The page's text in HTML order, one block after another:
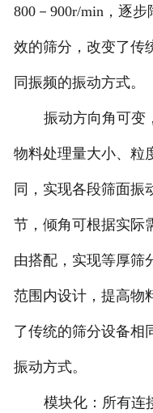
800－900r/min，逐
效的筛分，改变了传
同振频的振动方式。
振动方向角可变
物料处理量大小、粒
同，实现各段筛面振
节，倾角可根据实际
由搭配，实现等厚筛
范围内设计，提高物
了传统的筛分设备相
振动方式。
模块化：所有连